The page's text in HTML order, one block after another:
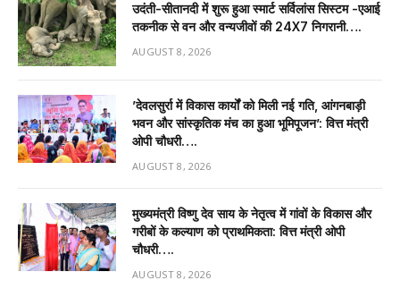
उदंती-सीतानदी में शुरू हुआ स्मार्ट सर्विलांस सिस्टम -एआई
तकनीक से वन और वन्यजीवों की 24X7 निगरानी….
AUGUST 8, 2026
’देवलसुर्रा में विकास कार्यों को मिली नई गति, आंगनबाड़ी
भवन और सांस्कृतिक मंच का हुआ भूमिपूजन’: वित्त मंत्री
ओपी चौधरी….
AUGUST 8, 2026
मुख्यमंत्री विष्णु देव साय के नेतृत्व में गांवों के विकास और
गरीबों के कल्याण को प्राथमिकता: वित्त मंत्री ओपी
चौधरी….
AUGUST 8, 2026